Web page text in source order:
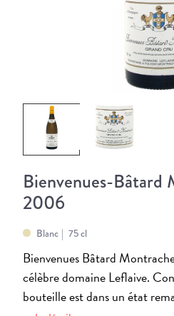
Bienvenues-Bâtard
2006
Blanc 75 cl
Bienvenues Bâtard
célèbre domaine Leflaive.
bouteille est dans un état